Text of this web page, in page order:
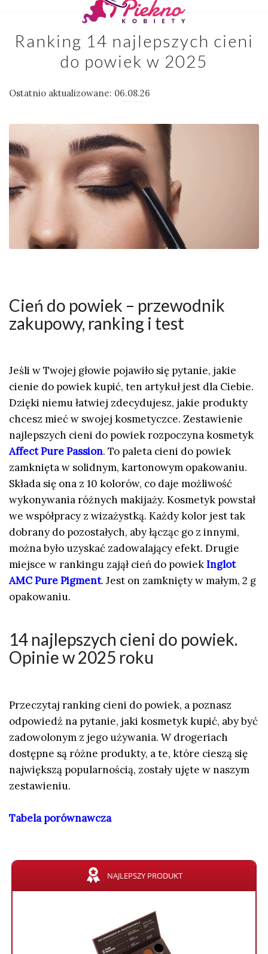
Ranking 14 najlepszych cieni
do powiek w 2025
Ostatnio aktualizowane: 06.08.26
Cień do powiek – przewodnik
zakupowy, ranking i test
Jeśli w Twojej głowie pojawiło się pytanie, jakie
cienie do powiek kupić, ten artykuł jest dla Ciebie.
Dzięki niemu łatwiej zdecydujesz, jakie produkty
chcesz mieć w swojej kosmetyczce. Zestawienie
najlepszych cieni do powiek rozpoczyna kosmetyk
Affect Pure Passion. To paleta cieni do powiek
zamknięta w solidnym, kartonowym opakowaniu.
Składa się ona z 10 kolorów, co daje możliwość
wykonywania różnych makijaży. Kosmetyk powstał
we współpracy z wizażystką. Każdy kolor jest tak
dobrany do pozostałych, aby łącząc go z innymi,
można było uzyskać zadowalający efekt. Drugie
miejsce w rankingu zajął cień do powiekInglot
AMC Pure Pigment. Jest on zamknięty w małym, 2 g
opakowaniu.
14 najlepszych cieni do powiek.
Opinie w 2025 roku
Przeczytaj ranking cieni do powiek, a poznasz
odpowiedź na pytanie, jaki kosmetyk kupić, aby być
zadowolonym z jego używania. W drogeriach
dostępne są różne produkty, a te, które cieszą się
największą popularnością, zostały ujęte w naszym
zestawieniu.
Tabela porównawcza
NAJLEPSZY PRODUKT